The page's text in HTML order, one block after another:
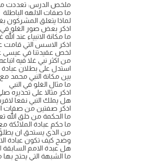
ملخص الدرس: تعددت
ما صفات الالهه الباطلة
لماذا يتعلق المشركون
اذكر بعض صور الغلو في
ما مكانة الانبياء عند
اذكر الاسس التي قامت
لخص عقيدتنا في عيسى
من اكثر نبي غلا فيه
استدل على بطلان
بين مكانة النبي محمد مع
ما مثال الغلو في النبي
اذكر مثالا على تحذيره
هل يملك النبي نفعا
اذكر صفتين من صفات
ما الحكمة من خلق الله
ما حكم عبادة الملائكة
من الذي يستحق ان
وضح كيف تكون عبادة
هل عبدة الامم السابقة
ما الشبهة التي يحتج بها